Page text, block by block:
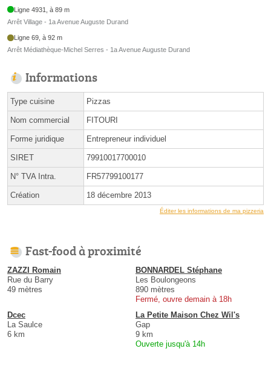
Ligne 4931, à 89 m
Arrêt Village - 1a Avenue Auguste Durand
Ligne 69, à 92 m
Arrêt Médiathèque-Michel Serres - 1a Avenue Auguste Durand
Informations
Type cuisine Pizzas
Nom commercial FITOURI
Forme juridique Entrepreneur individuel
SIRET 79910017700010
N° TVA Intra. FR57799100177
Création 18 décembre 2013
Éditer les informations de ma pizzeria
Fast-food à proximité
ZAZZI Romain
Rue du Barry
49 mètres
BONNARDEL Stéphane
Les Boulongeons
890 mètres
Fermé, ouvre demain à 18h
Dcec
La Saulce
6 km
La Petite Maison Chez Wil's
Gap
9 km
Ouverte jusqu'à 14h